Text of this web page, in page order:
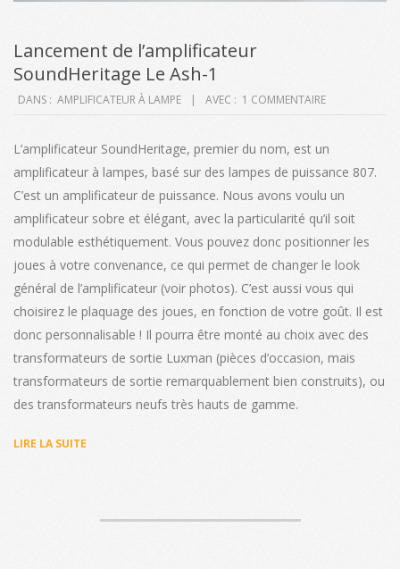
Lancement de l’amplificateur
SoundHeritage Le Ash-1
2021-
15
DANS : AMPLIFICATEUR À LAMPE AVEC : 1 COMMENTAIRE
L’amplificateur SoundHeritage, premier du nom, est un
amplificateur à lampes, basé sur des lampes de puissance 807.
C’est un amplificateur de puissance. Nous avons voulu un
amplificateur sobre et élégant, avec la particularité qu’il soit
modulable esthétiquement. Vous pouvez donc positionner les
joues à votre convenance, ce qui permet de changer le look
général de l’amplificateur (voir photos). C’est aussi vous qui
choisirez le plaquage des joues, en fonction de votre goût. Il est
donc personnalisable ! Il pourra être monté au choix avec des
transformateurs de sortie Luxman (pièces d’occasion, mais
transformateurs de sortie remarquablement bien construits), ou
des transformateurs neufs très hauts de gamme.
LIRE LA SUITE